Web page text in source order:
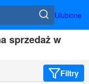
Ulubione
sprzedaż w
Filtry